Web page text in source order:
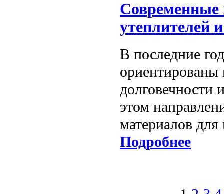
утеплителей
В последние
долговечности
этом
материалов
Подробнее